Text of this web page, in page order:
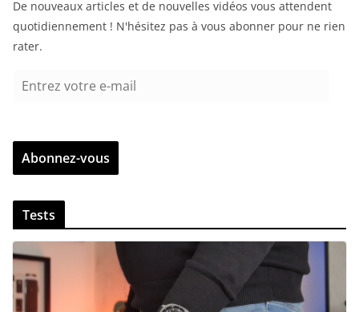
De nouveaux articles et de nouvelles vidéos vous attendent
quotidiennement ! N'hésitez pas à vous abonner pour ne rien
rater.
r
z
v
t
r
e
e
Abonnez-vous
Tests